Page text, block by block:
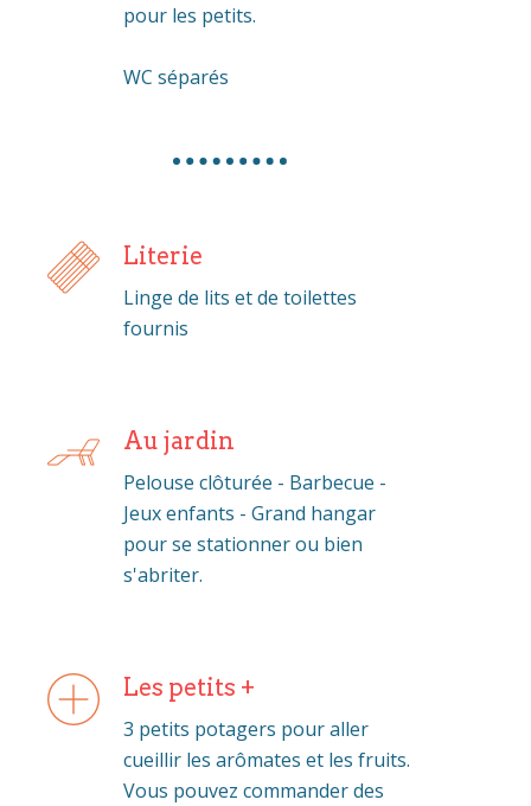
pour les petits.
WC séparés
Literie
Linge de lits et de toilettes
fournis
Au jardin
Pelouse clôturée - Barbecue -
Jeux enfants - Grand hangar
pour se stationner ou bien
s'abriter.
Les petits +
3 petits potagers pour aller
cueillir les arômates et les fruits.
Vous pouvez commander des